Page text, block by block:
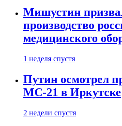
Мишустин
производство
медицинского
1 неделя спустя
Путин осмотрел
МС-21 в Иркутске
2 недели спустя